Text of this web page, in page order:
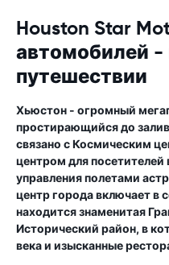
Houston Star
автомобилей
путешествии
Хьюстон - огромный
простирающийся до
связано с Космическим
центром для посетителей
управления полетами
центр города включает в
находится знаменитая
Исторический район, в
века и изысканные